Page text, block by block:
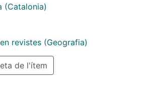
físicas del emplazamiento,
(Catalonia)
revistes (Geografia)
de l'ítem